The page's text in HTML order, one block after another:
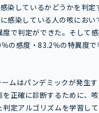
染しているかどうかを判定
感染している人の咳におい
で判定ができた。そして
の感度・83.2％の特異度で
ムはパンデミックが発生
正確に診断するために、
定アルゴリズムを学習して